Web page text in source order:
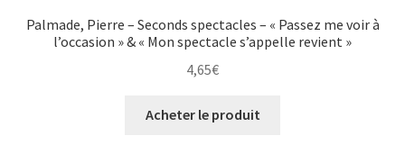
Palmade, Pierre – Seconds spectacles – « Passez me voir à
l’occasion » & « Mon spectacle s’appelle revient »
4,65€
Acheter le produit